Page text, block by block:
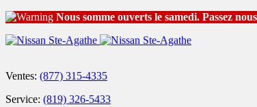
Nous somme ouverts le samedi. Passez
Ventes: (877) 315-4335
Service: (819) 326-5433